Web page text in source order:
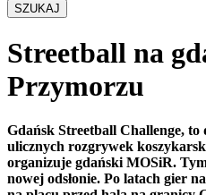
SZUKAJ
Streetball na
Przymorzu
Gdańsk Streetball Challenge,
ulicznych rozgrywek
organizuje gdański MOSiR.
nowej odsłonie. Po latach gier